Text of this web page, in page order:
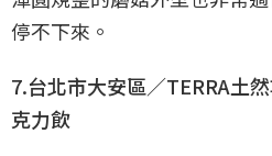
停不下來。
7.台北市大安區／TERRA土
克力飲